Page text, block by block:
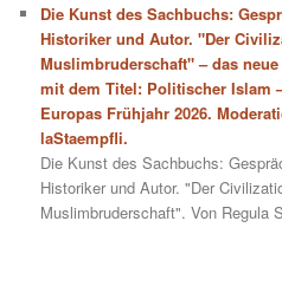
Die Kunst des Sachbuchs:
Historiker und Autor. "Der
Muslimbruderschaft" – das
mit dem Titel: Politischer Islam
Europas Frühjahr 2026.
laStaempfli.
Die Kunst des Sachbuchs:
Historiker und Autor. "Der
Muslimbruderschaft". Von Regula